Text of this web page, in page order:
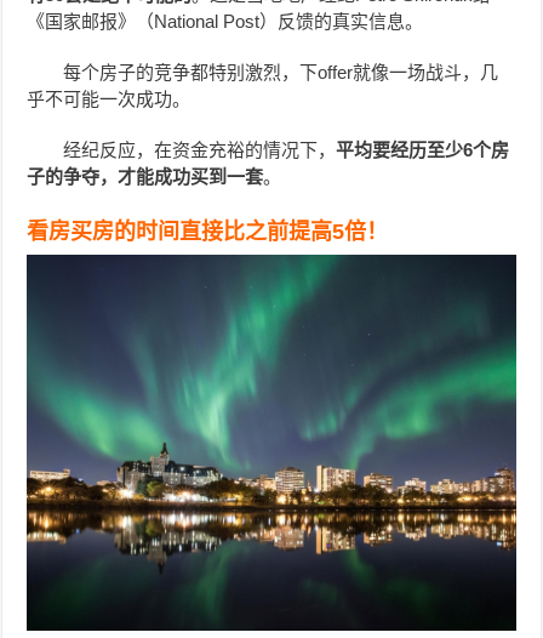
《国家邮报》（National Post）反馈的真实信息。
每个房子的竞争都特别激烈，下offer就像一场战斗，几
乎不可能一次成功。
经纪反应，在资金充裕的情况下，平均要经历至少6个房
子的争夺，才能成功买到一套。
看房买房的时间直接比之前提高5倍！